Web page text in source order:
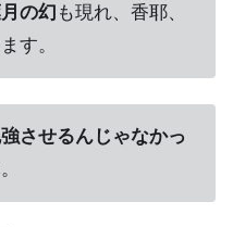
の幻 も現れ、香耶、
す。
させるんじゃなかっ